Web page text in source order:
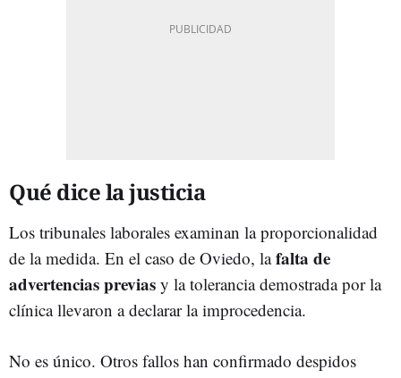
Qué dice la justicia
Los tribunales laborales examinan la proporcionalidad
de la medida. En el caso de Oviedo, lafalta de
advertencias previas y la tolerancia demostrada por la
clínica llevaron a declarar la improcedencia.
No es único. Otros fallos han confirmado despidos